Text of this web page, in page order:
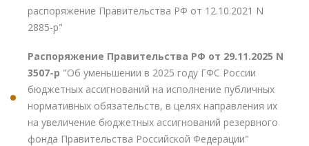
распоряжение Правительства РФ от 12.10.2021 N
2885-р"
Распоряжение Правительства РФ от 29.11.2025 N
3507-р "Об уменьшении в 2025 году ГФС России
бюджетных ассигнований на исполнение публичных
нормативных обязательств, в целях направления их
на увеличение бюджетных ассигнований резервного
фонда Правительства Российской Федерации"